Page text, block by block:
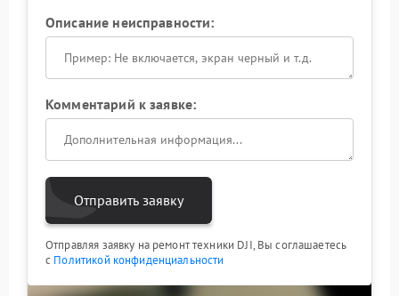
Описание неисправности:
Комментарий к заявке:
Отправить заявку
Отправляя заявку на ремонт техники DJI, Вы соглашаетесь
с Политикой конфиденциальности